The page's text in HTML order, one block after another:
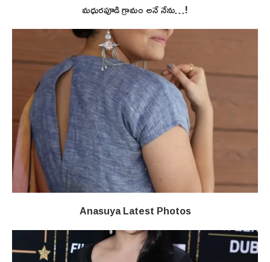
మధురపూడి గ్రామం అనే నేను…!
Anasuya Latest Photos